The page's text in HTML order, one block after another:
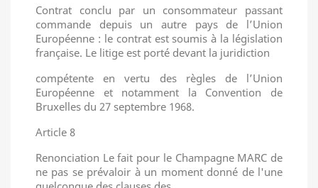
Contrat conclu par un consommateur passant
commande depuis un autre pays de l’Union
Européenne : le contrat est soumis à la législation
française. Le litige est porté devant la juridiction
compétente en vertu des règles de l’Union
Européenne et notamment la Convention de
Bruxelles du 27 septembre 1968.
Article 8
Renonciation Le fait pour le Champagne MARC de
ne pas se prévaloir à un moment donné de l'une